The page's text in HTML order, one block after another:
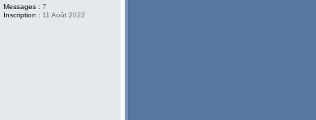
Messages : 7
Inscription : 11 Août 2022